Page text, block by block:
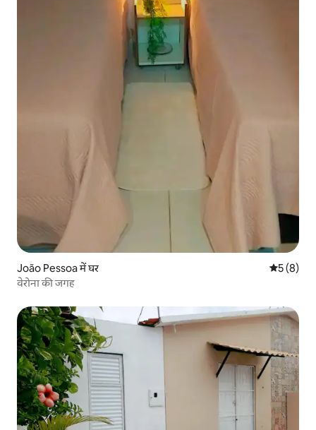
João Pessoa में घर औसत रेटिंग
5 (8)
वेरोना की जगह